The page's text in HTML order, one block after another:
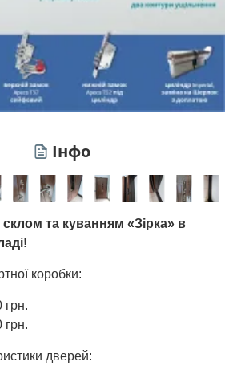
Інфо
склом та куванням «Зірка» в
коробки:
грн.
грн.
дверей: